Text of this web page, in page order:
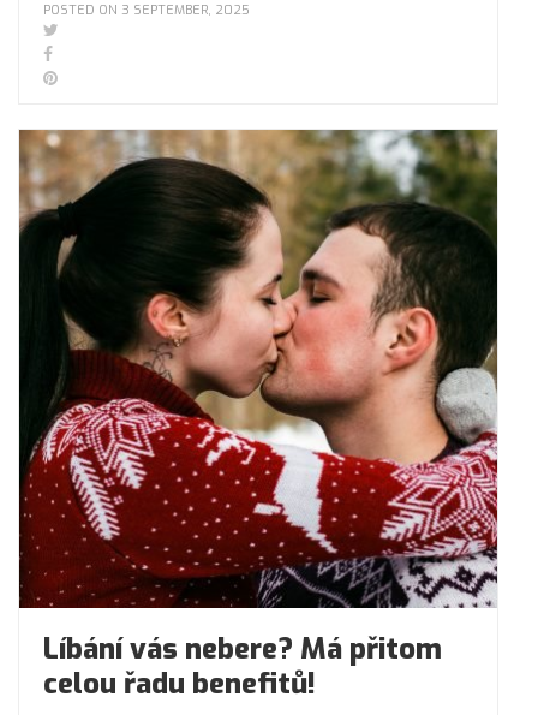
POSTED ON 3 SEPTEMBER, 2025
Líbání vás nebere? Má přitom
celou řadu benefitů!